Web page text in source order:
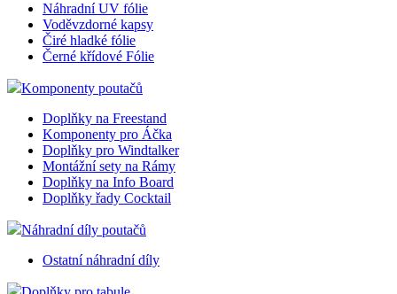
Náhradní UV fólie
Voděvzdorné kapsy
Čiré hladké fólie
Černé křídové Fólie
Komponenty poutačů
Doplňky na Freestand
Komponenty pro Áčka
Doplňky pro Windtalker
Montážní sety na Rámy
Doplňky na Info Board
Doplňky řady Cocktail
Náhradní díly poutačů
Ostatní náhradní díly